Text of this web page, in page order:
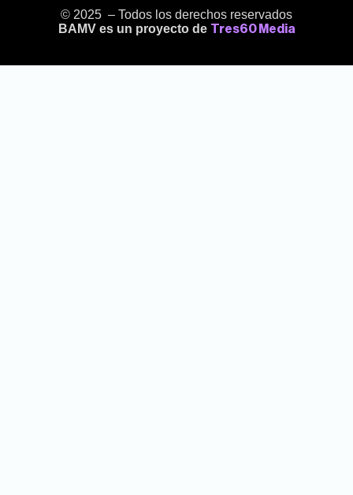
© 2025 – Todos los derechos reservados
BAMV es un proyecto de Tres60 Media